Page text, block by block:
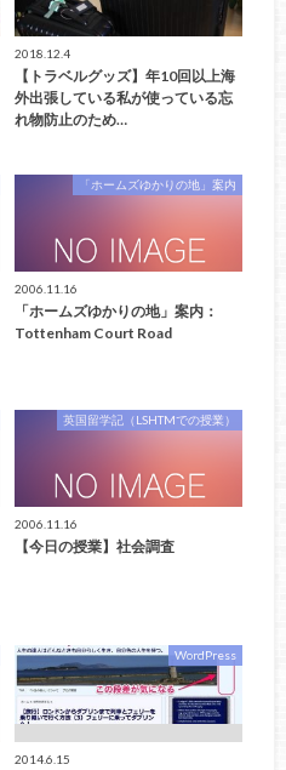
2018.12.4
【トラベルグッズ】年10回以上海
外出張している私が使っている忘
れ物防止のため…
「ホームズゆかりの地」案内
2006.11.16
「ホームズゆかりの地」案内：
Tottenham Court Road
英国留学記（LSHTMでの授業）
2006.11.16
【今日の授業】社会調査
WordPress
2014.6.15